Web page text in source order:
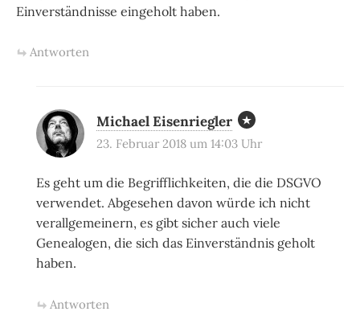
Einverständnisse eingeholt haben.
Antworten
Michael Eisenriegler
23. Februar 2018 um 14:03 Uhr
Es geht um die Begrifflichkeiten, die die DSGVO
verwendet. Abgesehen davon würde ich nicht
verallgemeinern, es gibt sicher auch viele
Genealogen, die sich das Einverständnis geholt
haben.
Antworten